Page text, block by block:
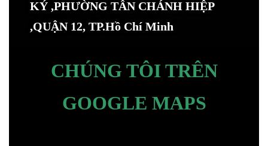
KÝ ,PHƯỜNG TÂN CHÁNH HIỆP
,QUẬN 12, TP.Hồ Chí Minh
CHÚNG TÔI TRÊN
GOOGLE MAPS